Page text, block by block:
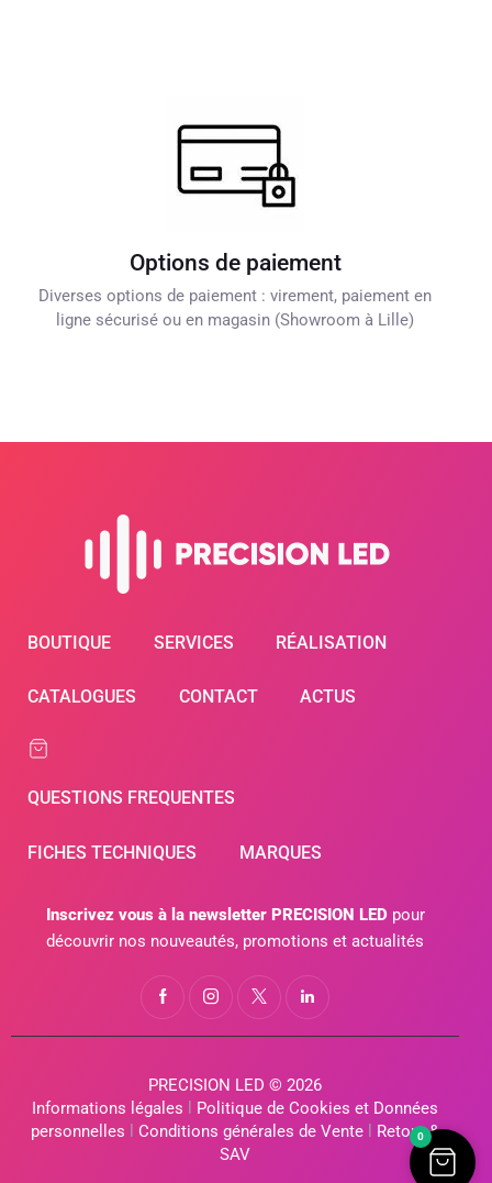
Options de paiement
Diverses options de paiement : virement, paiement en
ligne sécurisé ou en magasin (Showroom à Lille)
BOUTIQUE SERVICES RÉALISATION
CATALOGUES CONTACT ACTUS
QUESTIONS FREQUENTES
FICHES TECHNIQUES MARQUES
Inscrivez vous à la newsletter PRECISION LEDpour
découvrir nos nouveautés, promotions et actualités
PRECISION LED © 2026
Informations légales
Politique de Cookies et Données
personnelles
Conditions générales de Vente
Retour &
SAV
0